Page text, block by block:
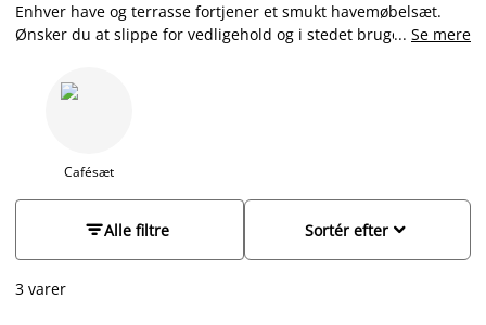
Enhver have og terrasse fortjener et smukt havemøbelsæt.
Ønsker du at slippe for vedligehold og i stedet bruge tiden på
vedligeholdelsesfrit kunsttræ eller komposittræ passe til dig!
Du får udtrykket af træ, men slipper for at skulle slibe og
havemøbler du skal vælge? Tag et kig på vores
... Se mere
Cafésæt
Alle filtre 
Sortér efter
3 varer